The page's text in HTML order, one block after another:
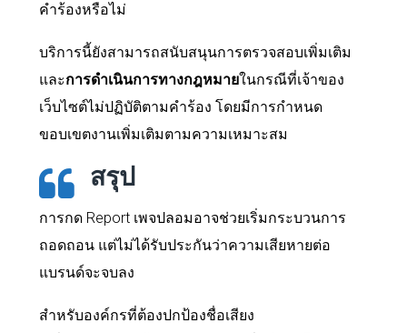
คำร้องหรือไม่
บริการนี้ยังสามารถสนับสนุนการตรวจสอบเพิ่มเติม
และการดำเนินการทางกฎหมายในกรณีที่เจ้าของ
เว็บไซต์ไม่ปฏิบัติตามคำร้อง โดยมีการกำหนด
ขอบเขตงานเพิ่มเติมตามความเหมาะสม
สรุป
การกด Report เพจปลอมอาจช่วยเริ่มกระบวนการ
ถอดถอน แต่ไม่ได้รับประกันว่าความเสียหายต่อ
แบรนด์จะจบลง
สำหรับองค์กรที่ต้องปกป้องชื่อเสียง